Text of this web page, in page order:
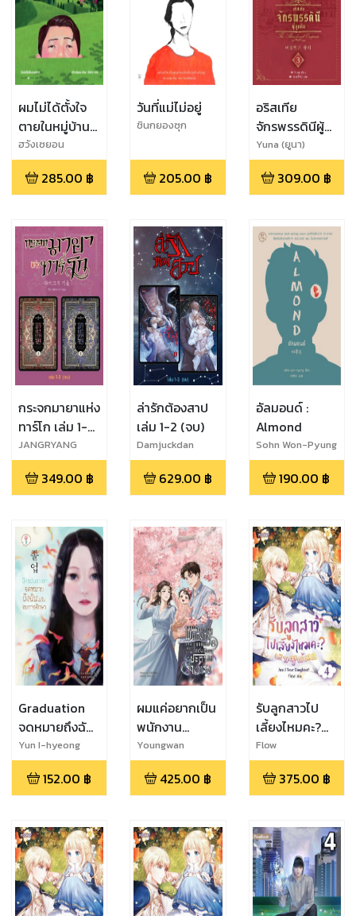
ผมไม่ได้ตั้งใจ
ตายในหมู่บ้าน
ไร้อาชญากรรม
ฮวังเซยอน​
285.00 ฿
วันที่แม่ไม่อยู่
ชินกยองซุก
205.00 ฿
อริสเทีย
จักรพรรดินีผู้
ถูกลืม เล่ม 3
Yuna (ยูนา)
309.00 ฿
กระจกมายาแห่ง
ทาร์โก เล่ม 1-2
(จบ)
JANGRYANG
349.00 ฿
ล่ารักต้องสาป
เล่ม 1-2 (จบ)
Damjuckdan
629.00 ฿
อัลมอนด์ :
Almond
Sohn Won-Pyung
(ซน ว็อนพย็อง)
190.00 ฿
Graduation
จดหมายถึงฉัน
ในวันจบการ
ศึกษา
Yun I-hyeong
(ยุนฮีฮยอง)
152.00 ฿
ผมแค่อยากเป็น
พนักงาน
ธรรมดา แต่ดัน
เกิดมามีชะตา
เป็นร่างทรง 8
Youngwan
425.00 ฿
รับลูกสาวไป
เลี้ยงไหมคะ?
Am I a
Daughter?
เล่ม 4
Flow
375.00 ฿